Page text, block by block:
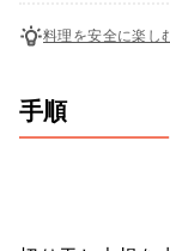
料理を安全に楽し
手順